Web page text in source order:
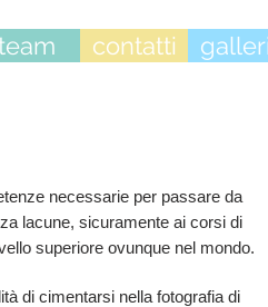
contatti
necessarie per passare da
lacune, sicuramente ai corsi di
superiore ovunque nel mondo.
di cimentarsi nella fotografia di